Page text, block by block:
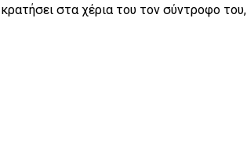
στα χέρια του τον σύντροφο του,